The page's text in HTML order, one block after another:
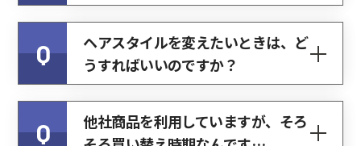
Q
ヘアスタイルを変えたいときは、ど
うすればいいのですか？
Q
他社商品を利用していますが、そろ